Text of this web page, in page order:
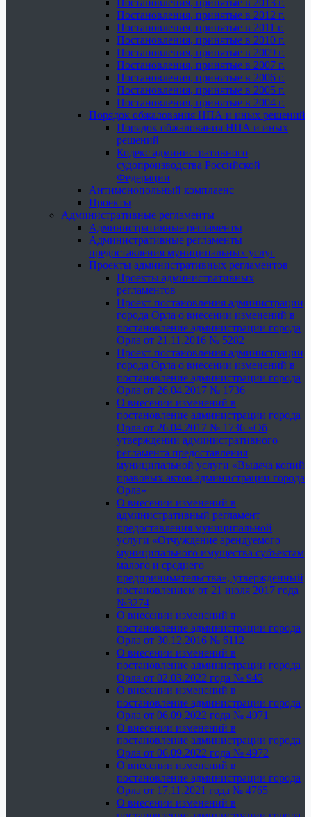
Постановления, принятые в 2013 г.
Постановления, принятые в 2012 г.
Постановления, принятые в 2011 г.
Постановления, принятые в 2010 г.
Постановления, принятые в 2009 г.
Постановления, принятые в 2007 г.
Постановления, принятые в 2006 г.
Постановления, принятые в 2005 г.
Постановления, принятые в 2004 г.
Порядок обжалования НПА и иных решений
Порядок обжалования НПА и иных
решений
Кодекс административного
судопроизводства Российской
Федерации
Антимонопольный комплаенс
Проекты
Административные регламенты
Административные регламенты
Административные регламенты
предоставления муниципальных услуг
Проекты административных регламентов
Проекты административных
регламентов
Проект постановления администрации
города Орла о внесении изменений в
постановление администрации города
Орла от 21.11.2016 № 5282
Проект постановления администрации
города Орла о внесении изменений в
постановление администрации города
Орла от 26.04.2017 № 1736
О внесении изменений в
постановление администрации города
Орла от 26.04.2017 № 1736 «Об
утверждении административного
регламента предоставления
муниципальной услуги «Выдача копий
правовых актов администрации города
Орла»
О внесении изменений в
административный регламент
предоставления муниципальной
услуги «Отчуждение арендуемого
муниципального имущества субъектам
малого и среднего
предпринимательства», утвержденный
постановлением от 21 июля 2017 года
№3274
О внесении изменений в
постановление администрации города
Орла от 30.12.2016 № 6112
О внесении изменений в
постановление администрации города
Орла от 02.03.2022 года № 945
О внесении изменений в
постановление администрации города
Орла от 06.09.2022 года № 4971
О внесении изменений в
постановление администрации города
Орла от 06.09.2022 года № 4972
О внесении изменений в
постановление администрации города
Орла от 17.11.2021 года № 4765
О внесении изменений в